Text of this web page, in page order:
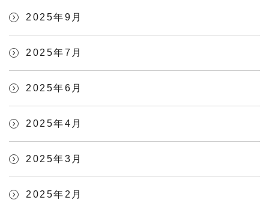
2025年9月
2025年7月
2025年6月
2025年4月
2025年3月
2025年2月